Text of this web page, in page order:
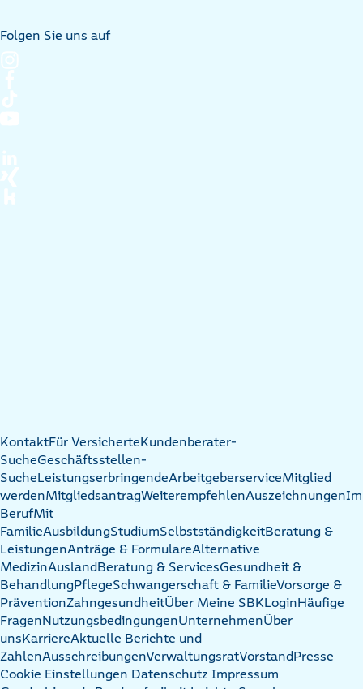
Folgen Sie uns auf
KontaktFür VersicherteKundenberater-
SucheGeschäftsstellen-
SucheLeistungserbringendeArbeitgeberserviceMitglied
werdenMitgliedsantragWeiterempfehlenAuszeichnungenIm
BerufMit
FamilieAusbildungStudiumSelbstständigkeitBeratung &
LeistungenAnträge & FormulareAlternative
MedizinAuslandBeratung & ServicesGesundheit &
BehandlungPflegeSchwangerschaft & FamilieVorsorge &
PräventionZahngesundheitÜber Meine SBKLoginHäufige
FragenNutzungsbedingungenUnternehmenÜber
unsKarriereAktuelle Berichte und
ZahlenAusschreibungenVerwaltungsratVorstandPresse
Cookie Einstellungen Datenschutz Impressum